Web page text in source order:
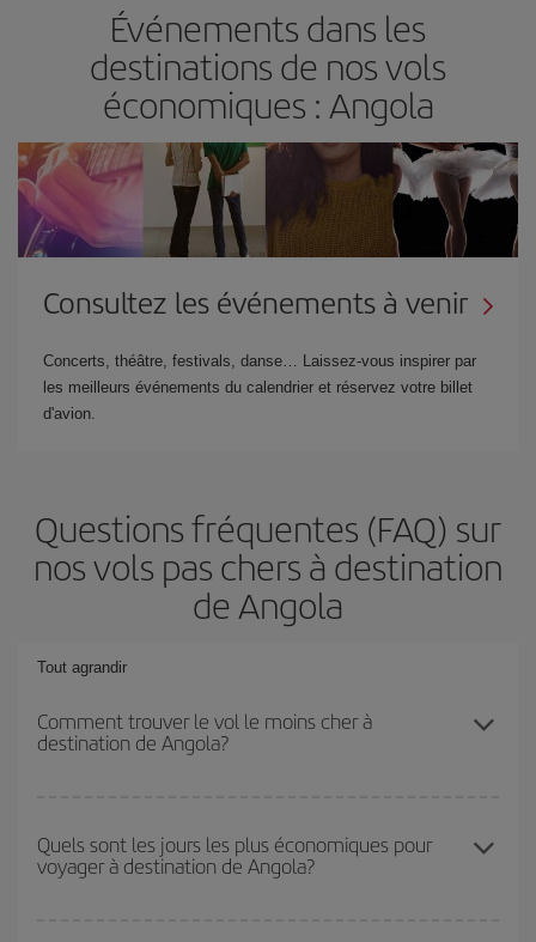
Événements dans les
destinations de nos vols
économiques : Angola
Consultez les événements à venir
Concerts, théâtre, festivals, danse… Laissez-vous inspirer par
les meilleurs événements du calendrier et réservez votre billet
d'avion.
Questions fréquentes (FAQ) sur
nos vols pas chers à destination
de Angola
Tout agrandir
Comment trouver le vol le moins cher à
destination de Angola?
bas en évitant les hautes saisons, en achetant à l'avance et en
restant flexible sur les dates et les horaires de votre aller-retour. Si
Quels sont les jours les plus économiques pour
voyager à destination de Angola?